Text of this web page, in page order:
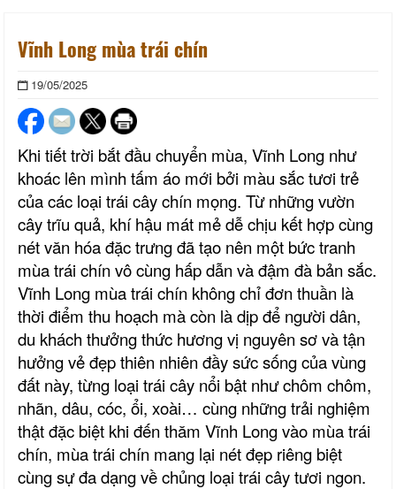
Vĩnh Long mùa trái chín
19/05/2025
Khi tiết trời bắt đầu chuyển mùa, Vĩnh Long như
khoác lên mình tấm áo mới bởi màu sắc tươi trẻ
của các loại trái cây chín mọng. Từ những vườn
cây trĩu quả, khí hậu mát mẻ dễ chịu kết hợp cùng
nét văn hóa đặc trưng đã tạo nên một bức tranh
mùa trái chín vô cùng hấp dẫn và đậm đà bản sắc.
Vĩnh Long mùa trái chín không chỉ đơn thuần là
thời điểm thu hoạch mà còn là dịp để người dân,
du khách thưởng thức hương vị nguyên sơ và tận
hưởng vẻ đẹp thiên nhiên đầy sức sống của vùng
đất này, từng loại trái cây nổi bật như chôm chôm,
nhãn, dâu, cóc, ổi, xoài… cùng những trải nghiệm
thật đặc biệt khi đến thăm Vĩnh Long vào mùa trái
chín, mùa trái chín mang lại nét đẹp riêng biệt
cùng sự đa dạng về chủng loại trái cây tươi ngon.